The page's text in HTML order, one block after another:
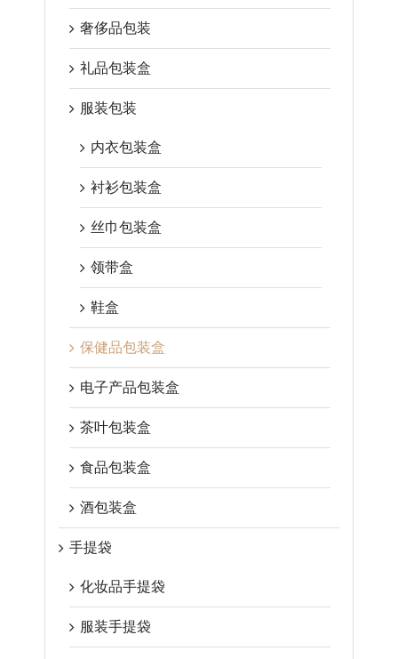
奢侈品包装
礼品包装盒
服装包装
内衣包装盒
衬衫包装盒
丝巾包装盒
领带盒
鞋盒
保健品包装盒
电子产品包装盒
茶叶包装盒
食品包装盒
酒包装盒
手提袋
化妆品手提袋
服装手提袋